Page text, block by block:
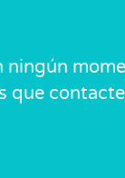
ningún